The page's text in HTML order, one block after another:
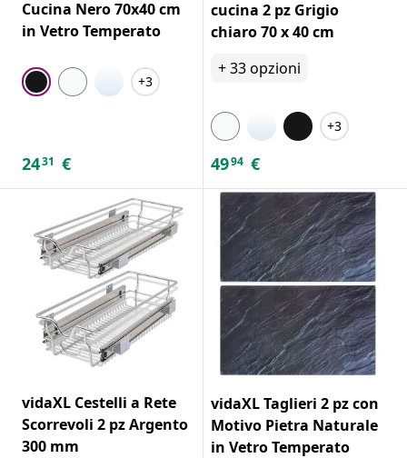
Cucina Nero 70x40 cm
in Vetro Temperato
+3
2431 €
cucina 2 pz Grigio
chiaro 70 x 40 cm
+33opzioni
+3
4994 €
vidaXL Cestelli a Rete
Scorrevoli 2 pz Argento
300 mm
vidaXL Taglieri 2 pz con
Motivo Pietra Naturale
in Vetro Temperato